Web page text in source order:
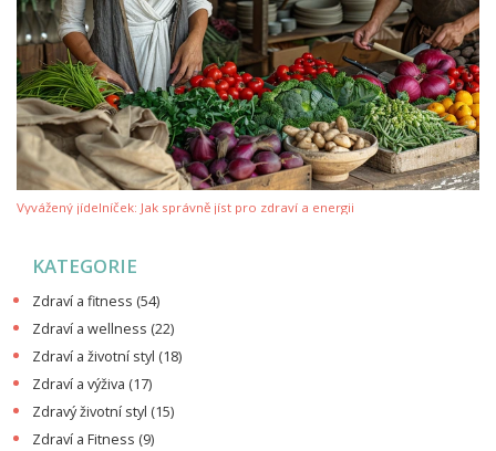
Vyvážený jídelníček: Jak správně jíst pro zdraví a energii
KATEGORIE
Zdraví a fitness (54)
Zdraví a wellness (22)
Zdraví a životní styl (18)
Zdraví a výživa (17)
Zdravý životní styl (15)
Zdraví a Fitness (9)